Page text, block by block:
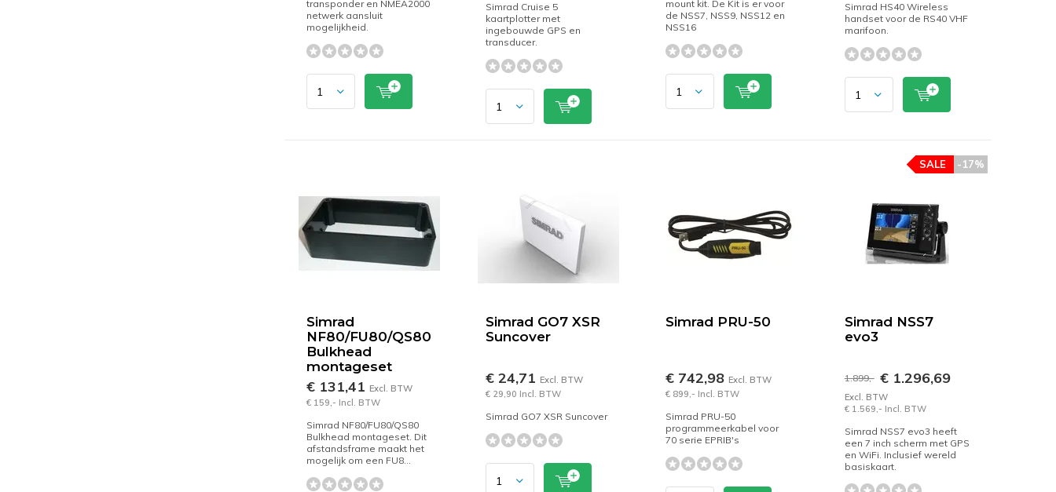
transponder en NMEA2000
netwerk aansluit
mogelijkheid.
Simrad Cruise 5
kaartplotter met
ingebouwde GPS en
transducer.
mount kit. De Kit is er voor
de NSS7, NSS9, NSS12 en
NSS16
Simrad HS40 Wireless
handset voor de RS40 VHF
marifoon.
Simrad
NF80/FU80/QS80
Bulkhead
montageset
€ 131,41 Excl. BTW
€ 159,- Incl. BTW
Simrad NF80/FU80/QS80
Bulkhead montageset. Dit
afstandsframe maakt het
mogelijk om een FU8...
Simrad GO7 XSR
Suncover
€ 24,71 Excl. BTW
€ 29,90 Incl. BTW
Simrad GO7 XSR Suncover
Simrad PRU-50
€ 742,98 Excl. BTW
€ 899,- Incl. BTW
Simrad PRU-50
programmeerkabel voor
70 serie EPRIB's
Simrad NSS7
evo3
-17%
SALE
1.899,- € 1.296,69
Excl. BTW
€ 1.569,- Incl. BTW
Simrad NSS7 evo3 heeft
een 7 inch scherm met GPS
en WiFi. Inclusief wereld
basiskaart.